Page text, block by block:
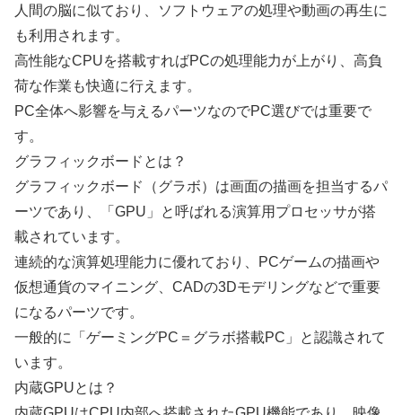
人間の脳に似ており、ソフトウェアの処理や動画の再生に
も利用されます。
高性能なCPUを搭載すればPCの処理能力が上がり、高負
荷な作業も快適に行えます。
PC全体へ影響を与えるパーツなのでPC選びでは重要で
す。
グラフィックボードとは？
グラフィックボード（グラボ）は画面の描画を担当するパ
ーツであり、「GPU」と呼ばれる演算用プロセッサが搭
載されています。
連続的な演算処理能力に優れており、PCゲームの描画や
仮想通貨のマイニング、CADの3Dモデリングなどで重要
になるパーツです。
一般的に「ゲーミングPC＝グラボ搭載PC」と認識されて
います。
内蔵GPUとは？